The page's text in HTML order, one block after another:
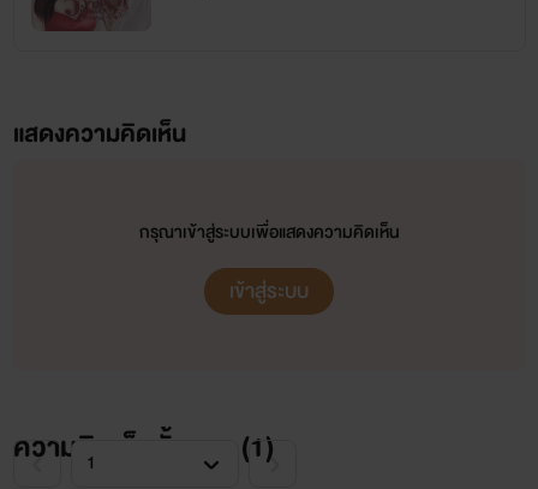
แสดงความคิดเห็น
กรุณาเข้าสู่ระบบเพื่อแสดงความคิดเห็น
เข้าสู่ระบบ
ความคิดเห็นทั้งหมด (1)